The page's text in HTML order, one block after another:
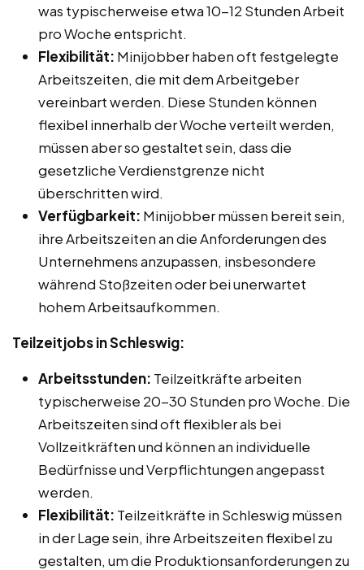
was typischerweise etwa 10-12 Stunden Arbeit
pro Woche entspricht.
Flexibilität: Minijobber haben oft festgelegte
Arbeitszeiten, die mit dem Arbeitgeber
vereinbart werden. Diese Stunden können
flexibel innerhalb der Woche verteilt werden,
müssen aber so gestaltet sein, dass die
gesetzliche Verdienstgrenze nicht
überschritten wird.
Verfügbarkeit: Minijobber müssen bereit sein,
ihre Arbeitszeiten an die Anforderungen des
Unternehmens anzupassen, insbesondere
während Stoßzeiten oder bei unerwartet
hohem Arbeitsaufkommen.
Teilzeitjobs in Schleswig:
Arbeitsstunden: Teilzeitkräfte arbeiten
typischerweise 20-30 Stunden pro Woche. Die
Arbeitszeiten sind oft flexibler als bei
Vollzeitkräften und können an individuelle
Bedürfnisse und Verpflichtungen angepasst
werden.
Flexibilität: Teilzeitkräfte in Schleswig müssen
in der Lage sein, ihre Arbeitszeiten flexibel zu
gestalten, um die Produktionsanforderungen zu